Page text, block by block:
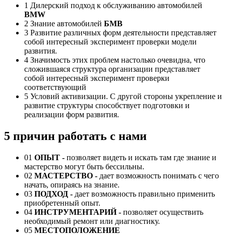
1 Дилерский подход к обслуживанию автомобилей
BMW
2 Знание автомобилей БМВ
3 Развитие различных форм деятельности представляет
собой интересный эксперимент проверки модели
развития.
4 Значимость этих проблем настолько очевидна, что
сложившаяся структура организации представляет
собой интересный эксперимент проверки
соответствующий
5 Условий активизации. С другой стороны укрепление и
развитие структуры способствует подготовки и
реализации форм развития.
5 причин работать с нами
01 ОПЫТ - позволяет видеть и искать там где знание и
мастерство могут быть бессильны.
02 МАСТЕРСТВО - дает возможность понимать с чего
начать, опираясь на знание.
03 ПОДХОД - дает возможность правильно применить
приобретенный опыт.
04 ИНСТРУМЕНТАРИЙ- позволяет осуществить
необходимый ремонт или диагностику.
05 МЕСТОПОЛОЖЕНИЕ